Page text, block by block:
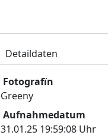
Detaildaten
Fotografïn
Greeny
Aufnahmedatum
31.01.25 19:59:08 Uhr